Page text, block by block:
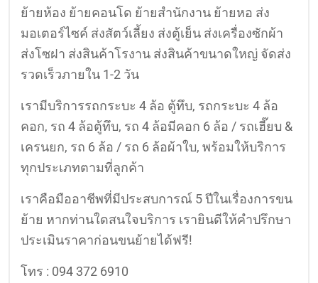
ย้ายห้อง ย้ายคอนโด ย้ายสำนักงาน ย้ายหอ ส่ง
มอเตอร์ไซค์ ส่งสัตว์เลี้ยง ส่งตู้เย็น ส่งเครื่องซักผ้า
ส่งโซฝา ส่งสินค้าโรงาน ส่งสินค้าขนาดใหญ่ จัดส่ง
รวดเร็วภายใน 1-2 วัน
เรามีบริการรถกระบะ 4 ล้อ ตู้ทึบ, รถกระบะ 4 ล้อ
คอก, รถ 4 ล้อตู้ทึบ, รถ 4 ล้อมีคอก 6 ล้อ / รถเฮี๊ยบ &
เครนยก, รถ 6 ล้อ / รถ 6 ล้อผ้าใบ, พร้อมให้บริการ
ทุกประเภทตามที่ลูกค้า
เราคือมืออาชีพที่มีประสบการณ์ 5 ปีในเรื่องการขน
ย้าย หากท่านใดสนใจบริการ เรายินดีให้คำปรึกษา
ประเมินราคาก่อนขนย้ายได้ฟรี!
โทร : 094 372 6910